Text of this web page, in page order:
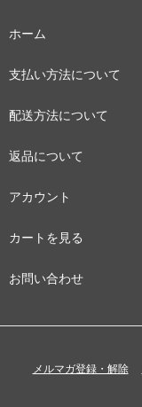
ホーム
支払い方法について
配送方法について
返品について
アカウント
カートを見る
お問い合わせ
メルマガ登録・解除